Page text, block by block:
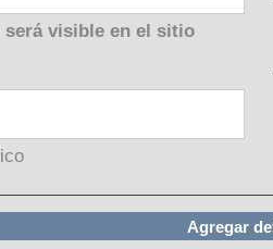
será visible en el sitio
Agregar